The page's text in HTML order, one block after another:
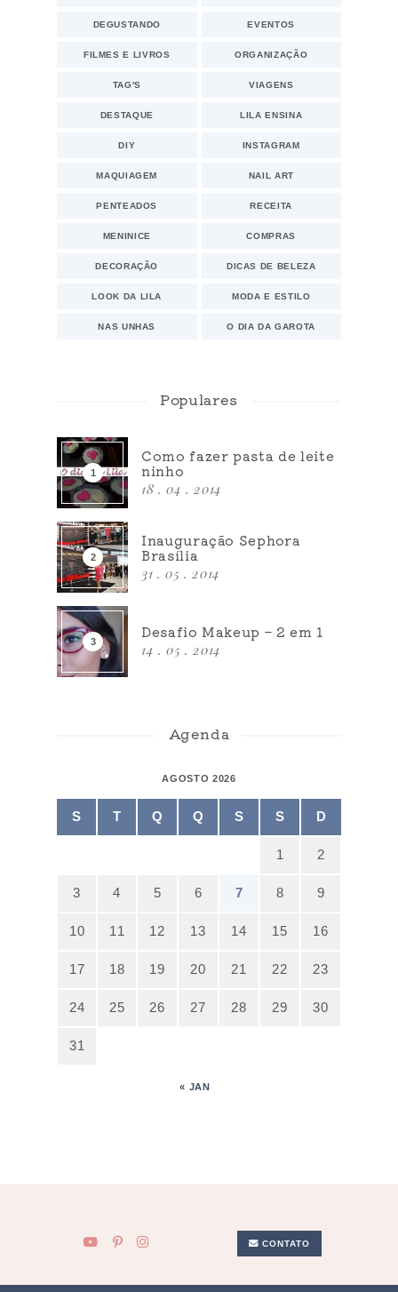
DEGUSTANDO EVENTOS
FILMES E LIVROS ORGANIZAÇÃO
TAG'S VIAGENS
DESTAQUE LILA ENSINA
DIY INSTAGRAM
MAQUIAGEM NAIL ART
PENTEADOS RECEITA
MENINICE COMPRAS
DECORAÇÃO DICAS DE BELEZA
LOOK DA LILA MODA E ESTILO
NAS UNHAS O DIA DA GAROTA
Populares
Como fazer pasta de leite
ninho
18 . 04 . 2014
Inauguração Sephora
Brasília
31 . 05 . 2014
Desafio Makeup – 2 em 1
14 . 05 . 2014
Agenda
AGOSTO 2026
S T Q Q S S D
1 2
3 4 5 6 7 8 9
10 11 12 13 14 15 16
17 18 19 20 21 22 23
24 25 26 27 28 29 30
31
« JAN
CONTATO